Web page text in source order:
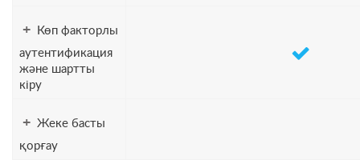
+ Көп факторлы
аутентификация
және шартты
кіру
+ Жеке басты
қорғау